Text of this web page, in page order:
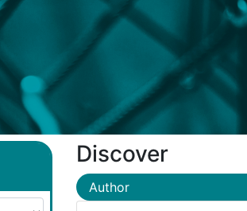
Discover
Author